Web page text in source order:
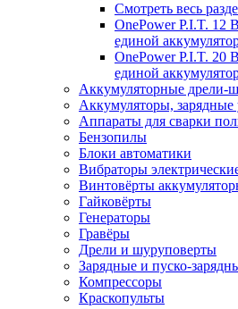
Смотреть весь
OnePower P.I.T. 12
единой
OnePower P.I.T. 20
единой
Аккумуляторные дрели-
Аккумуляторы, зарядные
Аппараты для сварки
Бензопилы
Блоки автоматики
Вибраторы
Винтовёрты
Гайковёрты
Генераторы
Гравёры
Дрели и шуруповерты
Зарядные и пуско-
Компрессоры
Краскопульты